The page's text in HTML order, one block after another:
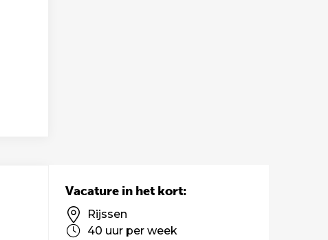
Vacature in het kort:
Rijssen
40 uur per week